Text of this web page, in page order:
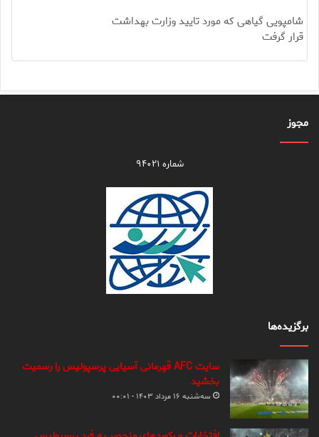
شامپویی گیاهی که مورد تایید وزارت بهداشت
قرار گرفت
مجوز
شماره ۹۴۰۲۱
برگزیده‌ها
سایت AFC قهرمانی آسیایی پرسپولیس را رسمیت
بخشید
سه‌شنبه ۱۶ مرداد ۱۴۰۳ - ۰۰:۰۱